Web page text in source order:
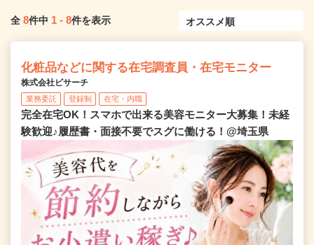
全 8件中 1 - 8件を表示
化粧品などに関する在宅調査員・在宅モニター
株式会社ビサーチ
業務委託 登録制 在宅・内職
完全在宅OK！スマホで出来る美容モニター大募集！未経
験歓迎♪履歴書・面接不要でスグに働ける！@埼玉県